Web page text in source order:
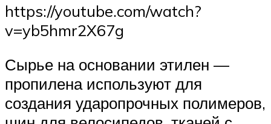
https://youtube.com/watch?
v=yb5hmr2X67g
Сырье на основании этилен —
пропилена используют для
создания ударопрочных полимеров,